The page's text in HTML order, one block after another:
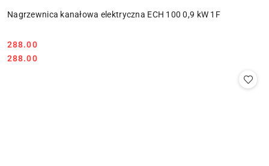
Nagrzewnica kanałowa elektryczna ECH 100 0,9 kW 1F
Cena:
288.00
Cena:
288.00